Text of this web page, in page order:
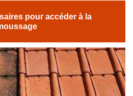
pour accéder à la